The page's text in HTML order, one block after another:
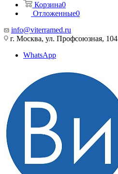
Корзина0
Отложенные0
info@viterramed.ru
г. Москва, ул. Профсоюзная, 104
WhatsApp